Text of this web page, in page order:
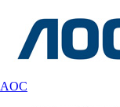
AOC